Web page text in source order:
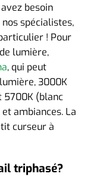
besoin
spécialistes,
! Pour
lumière,
, qui peut
3000K
5700K (blanc
ambiances. La
curseur à
triphasé?